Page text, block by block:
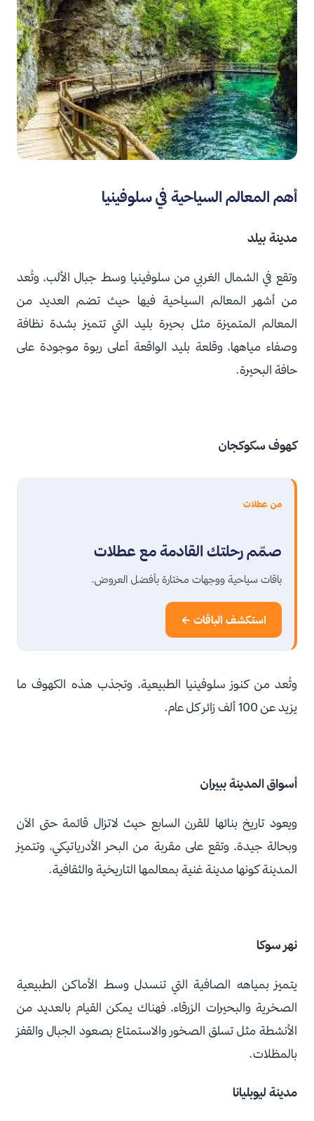
أهم المعالم السياحية في سلوفينيا
مدينة بيلد
وتقع في الشمال الغربي من سلوفينيا وسط جبال الألب، وتُعد
من أشهر المعالم السياحية فيها حيث تضم العديد من
المعالم المتميزة مثل بحيرة بليد التي تتميز بشدة نظافة
وصفاء مياهها، وقلعة بليد الواقعة أعلى ربوة موجودة على
حافة البحيرة.
كهوف سكوكجان
من عطلات
صمّم رحلتك القادمة مع عطلات
باقات سياحية ووجهات مختارة بأفضل العروض.
استكشف الباقات ←
وتُعد من كنوز سلوفينيا الطبيعية، وتجذب هذه الكهوف ما
يزيد عن 100 ألف زائر كل عام.
أسواق المدينة ببيران
ويعود تاريخ بنائها للقرن السابع حيث لاتزال قائمة حتى الآن
وبحالة جيدة، وتقع على مقربة من البحر الأدرياتيكي، وتتميز
المدينة كونها مدينة غنية بمعالمها التاريخية والثقافية.
نهر سوكا
يتميز بمياهه الصافية التي تنسدل وسط الأماكن الطبيعية
الصخرية والبحيرات الزرقاء، فهناك يمكن القيام بالعديد من
الأنشطة مثل تسلق الصخور والاستمتاع بصعود الجبال والقفز
بالمظلات.
مدينة ليوبليانا